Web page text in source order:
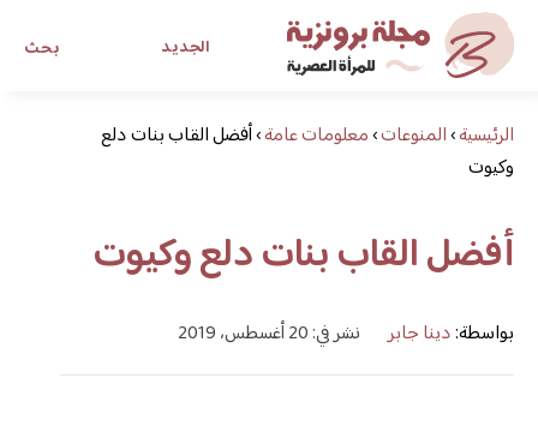
بحث الجديد
مجلة برونزية للفتاة العصريةالرئيسية›المنوعات›معلومات عامة›أفضل القاب بنات دلع
وكيوت
أفضل القاب بنات دلع وكيوت
بواسطة:دينا جابر نشر في: 20 أغسطس، 2019